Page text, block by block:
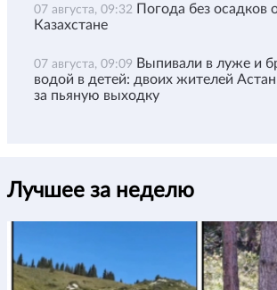
07 августа, 09:32 Погода без осадков
Казахстане
07 августа, 09:09 Выпивали в луже и
водой в детей: двоих жителей
за пьяную выходку
Лучшее за неделю